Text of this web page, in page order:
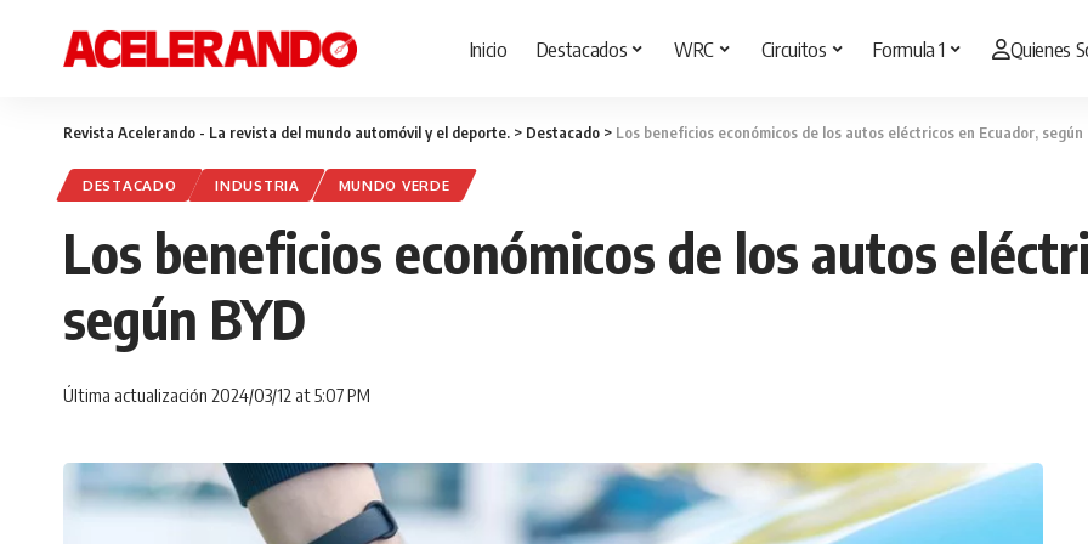
Inicio Destacados WRC Circuitos Formula 1 Quienes
Revista Acelerando - La revista del mundo automóvil y el deporte. > Destacado > Los beneficios económicos de los autos eléctricos en Ecuador, según
DESTACADO INDUSTRIA MUNDO VERDE
Los beneficios económicos de los autos
según BYD
Última actualización 2024/03/12 at 5:07 PM